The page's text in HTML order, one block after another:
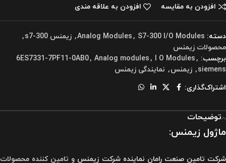
افزودن به مقایسه افزودن به علاقه مندی
دسته: Analog Modules, S7-300 I/O Modules
, زیمنس s7-300
,
محصولات زیمنس
برچسب:
6ES7331-7PF11-0AB0, Analog modules, I O Modules,
siemens
, زیمنس, نمایندگی زیمنس
اشتراک‌گذاری:
توضیحات
ماژول زیمنس:
شرکت تامین صنعت رامان نماینده شرکت زیمنس و تامین کننده محصولات